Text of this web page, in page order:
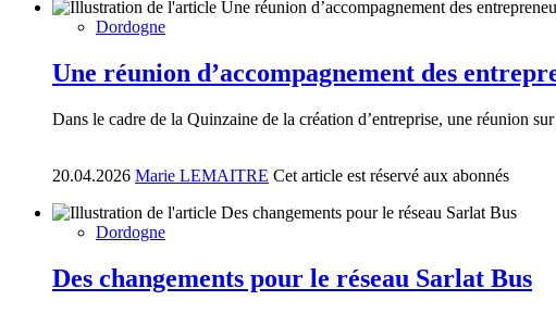
Dordogne
Une réunion d’accompagnement des
Dans le cadre de la Quinzaine de la création d’entreprise, une réunion
20.04.2026 Marie LEMAITRE Cet article est réservé aux abonnés
Dordogne
Des changements pour le réseau Sarlat Bus